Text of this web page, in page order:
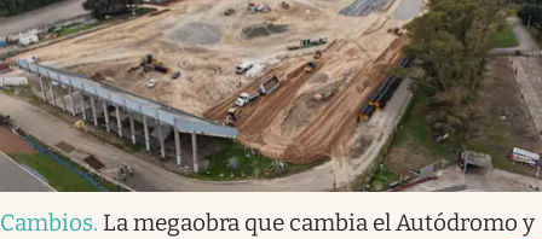
Cambios. La megaobra que cambia el Autódromo y